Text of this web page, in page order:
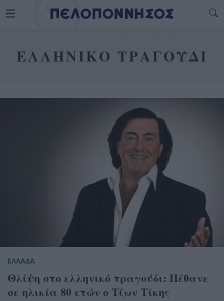
ΕΛΛΗΝΙΚΟ ΤΡΑΓΟΥΔΙ
ΕΛΛΑΔΑ
Θλίψη στο ελληνικό τραγούδι: Πέθανε
σε ηλικία 80 ετών ο Τζων Τίκης